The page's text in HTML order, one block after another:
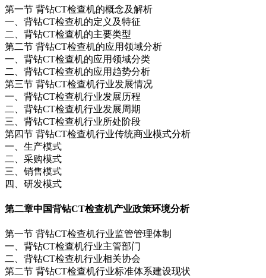
第一节 背钻CT检查机的概念及解析
一、背钻CT检查机的定义及特征
二、背钻CT检查机的主要类型
第二节 背钻CT检查机的应用领域分析
一、背钻CT检查机的应用领域分类
二、背钻CT检查机的应用趋势分析
第三节 背钻CT检查机行业发展情况
一、背钻CT检查机行业发展历程
二、背钻CT检查机行业发展周期
三、背钻CT检查机行业所处阶段
第四节 背钻CT检查机行业传统商业模式分析
一、生产模式
二、采购模式
三、销售模式
四、研发模式
第二章中国背钻CT检查机产业政策环境分析
第一节 背钻CT检查机行业监管管理体制
一、背钻CT检查机行业主管部门
二、背钻CT检查机行业相关协会
第二节 背钻CT检查机行业标准体系建设现状